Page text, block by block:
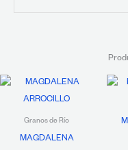
Granos de Río
MAGDALENA